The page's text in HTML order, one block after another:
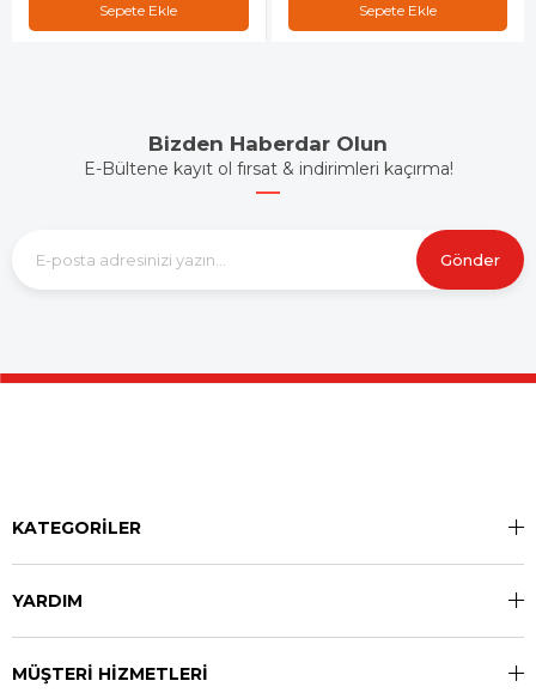
Sepete Ekle Sepete Ekle
Bizden Haberdar Olun
E-Bültene kayıt ol fırsat & indirimleri kaçırma!
Gönder
KATEGORİLER
YARDIM
MÜŞTERİ HİZMETLERİ